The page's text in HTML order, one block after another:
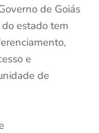
de Goiás
estado tem
e
de